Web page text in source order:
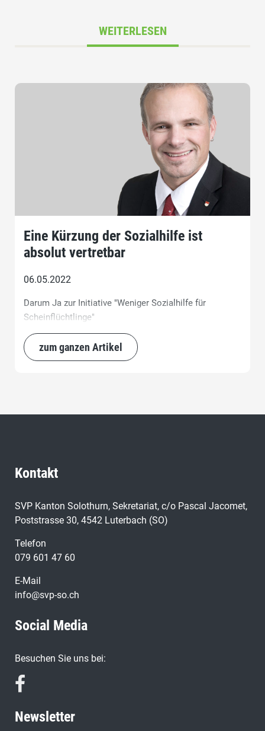
WEITERLESEN
Eine Kürzung der Sozialhilfe ist
absolut vertretbar
06.05.2022
Darum Ja zur Initiative "Weniger Sozialhilfe für
Scheinflüchtlinge"
zum ganzen Artikel
Kontakt
SVP Kanton Solothurn, Sekretariat, c/o Pascal Jacomet,
Poststrasse 30, 4542 Luterbach (SO)
Telefon
079 601 47 60
E-Mail
info@svp-so.ch
Social Media
Besuchen Sie uns bei:
Newsletter